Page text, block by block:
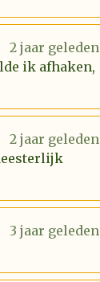
2 jaar geleden
ik afhaken,
2 jaar geleden
3 jaar geleden